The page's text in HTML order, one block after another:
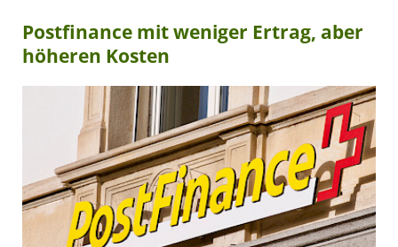
Postfinance mit weniger Ertrag, aber
höheren Kosten